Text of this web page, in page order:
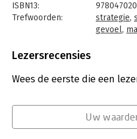
Saettele gevoelsanalyses toe
makend van zowel traditionele
gevoelsindicatoren,inclusief:
prijsverhoudingen.
ISBN13:
Trefwoorden:
strategie,
gevoel,
Bindwijze:
Uitgever:
John
Lezersrecensies
Wees de eerste die een
Uw